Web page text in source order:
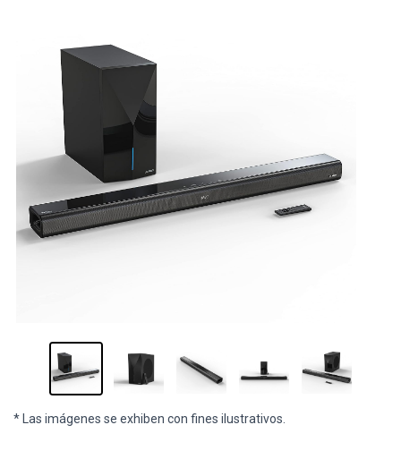
* Las imágenes se exhiben con fines ilustrativos.